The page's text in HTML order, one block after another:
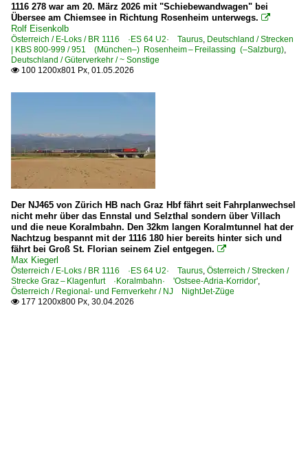
1116 278 war am 20. März 2026 mit "Schiebewandwagen" bei
Übersee am Chiemsee in Richtung Rosenheim unterwegs. 
Rolf Eisenkolb
Österreich / E-Loks / BR 1116 ·ES 64 U2· Taurus, Deutschland / Strecken
| KBS 800-999 / 951 (München–) Rosenheim – Freilassing (–Salzburg),
Deutschland / Güterverkehr / ~ Sonstige
 100 1200x801 Px, 01.05.2026
Der NJ465 von Zürich HB nach Graz Hbf fährt seit Fahrplanwechsel
nicht mehr über das Ennstal und Selzthal sondern über Villach
und die neue Koralmbahn. Den 32km langen Koralmtunnel hat der
Nachtzug bespannt mit der 1116 180 hier bereits hinter sich und
fährt bei Groß St. Florian seinem Ziel entgegen. 
Max Kiegerl
Österreich / E-Loks / BR 1116 ·ES 64 U2· Taurus, Österreich / Strecken /
Strecke Graz – Klagenfurt ·Koralmbahn· 'Ostsee-Adria-Korridor',
Österreich / Regional- und Fernverkehr / NJ NightJet-Züge
 177 1200x800 Px, 30.04.2026